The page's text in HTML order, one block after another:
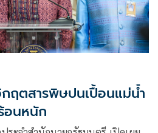
ฤตสารพิษปนเปื้อนแม่น้ำ
อนหนัก